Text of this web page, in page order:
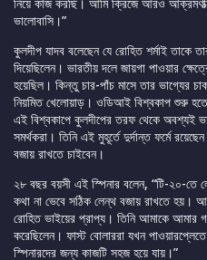
ভালোবাসি।”
কুলদীপ যাদব বলেছেন যে রোহিত শর্মাই তাকে
দিয়েছিলেন। ভারতীয় দলে জায়গা পাওয়ার
হয়েছিল। কিন্তু চার-পাঁচ মাসে তার ভাগ্যের
নিয়মিত খেলোয়াড়। ওডিআই বিশ্বকাপ শুরু
এই বিশ্বকাপে কুলদীপের তরফ থেকে অবশ্যই
সমর্থকরা। তিনি এই মুহূর্তে দুর্দান্ত ফর্মে
বজায় রাখতে চাইবেন।
২৮ বছর বয়সী এই স্পিনার বলেন, “টি-২০-
কথা না ভেবে সঠিক লেন্থ বজায় রাখতে হয়।
রোহিত ভাইয়ের প্রাপ্য। তিনি আমাকে আমার
করেছিলেন। ফাস্ট বোলাররা যখন
স্পিনারদের জন্য কাজটি সহজ হয়ে যায়।”